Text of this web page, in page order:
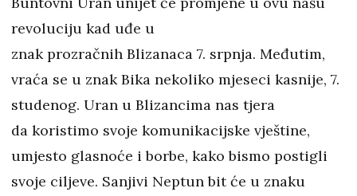
revoluciju kad uđe u
znak prozračnih Blizanaca 7. srpnja. Međutim,
vraća se u znak Bika nekoliko mjeseci kasnije, 7.
studenog. Uran u Blizancima nas tjera
da koristimo svoje komunikacijske vještine,
umjesto glasnoće i borbe, kako bismo postigli
svoje ciljeve. Sanjivi Neptun bit će u znaku